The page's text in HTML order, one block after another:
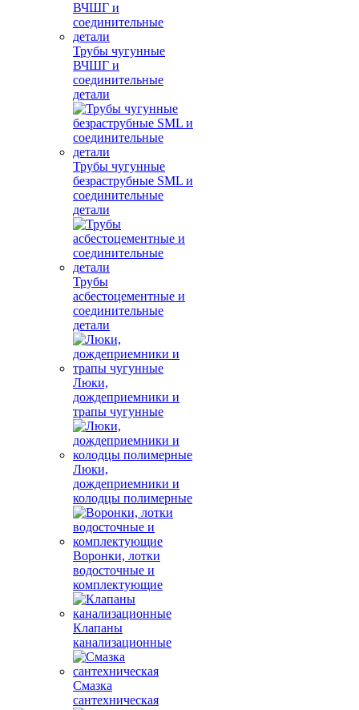
Трубы чугунные
ВЧШГ и
соединительные
детали
Трубы чугунные
безраструбные SML и
соединительные
детали
Трубы
асбестоцементные и
соединительные
детали
Люки,
дождеприемники и
трапы чугунные
Люки,
дождеприемники и
колодцы полимерные
Воронки, лотки
водосточные и
комплектующие
Клапаны
канализационные
Смазка
сантехническая